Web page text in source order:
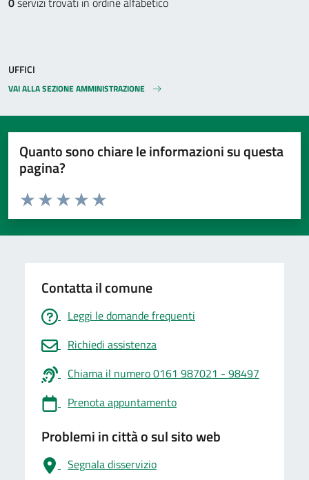
UFFICI
VAI ALLA SEZIONE AMMINISTRAZIONE
Quanto sono chiare le informazioni su questa
pagina?
Valuta da 1 a 5 stelle la pagina
Valuta 5 stelle su 5
Valuta 4 stelle su 5
Valuta 3 stelle su 5
Valuta 2 stelle su 5
Valuta 1 stelle su 5
Contatta il comune
Leggi le domande frequenti
Richiedi assistenza
Chiama il numero 0161 987021 - 98497
Prenota appuntamento
Problemi in città o sul sito web
Segnala disservizio